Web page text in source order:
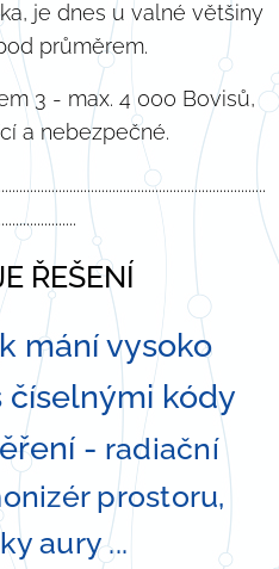
je dnes u valné většiny
průměrem.
3 - max. 4 000 Bovisů,
a nebezpečné.
ŘEŠENÍ
mání vysoko
číselnými kódy
- radiační
prostoru,
aury ...